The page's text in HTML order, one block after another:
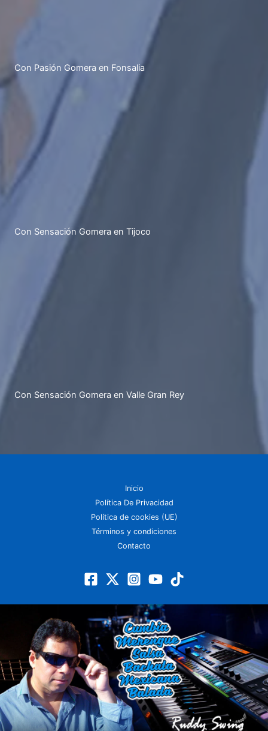
Con Pasión Gomera en Fonsalia
Con Sensación Gomera en Tijoco
Con Sensación Gomera en Valle Gran Rey
Inicio
Política De Privacidad
Política de cookies (UE)
Términos y condiciones
Contacto